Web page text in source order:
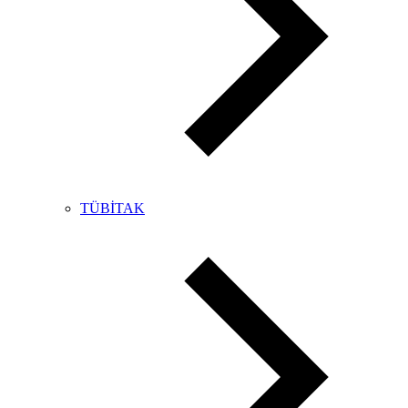
TÜBİTAK